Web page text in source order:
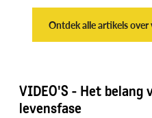
Ontdek alle artikels
VIDEO'S - Het belang
levensfase